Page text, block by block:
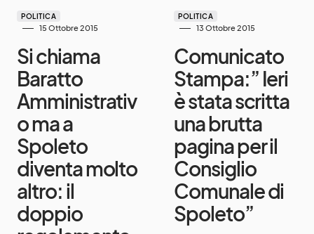
POLITICA
15 Ottobre 2015
Si chiama
Baratto
Amministrativ
o ma a
Spoleto
diventa molto
altro: il
doppio
POLITICA
13 Ottobre 2015
Comunicato
Stampa:” Ieri
è stata scritta
una brutta
pagina per il
Consiglio
Comunale di
Spoleto”